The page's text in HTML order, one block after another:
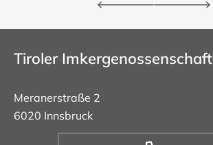
Tiroler Imkergenossenschaft
Meranerstraße 2
6020 Innsbruck